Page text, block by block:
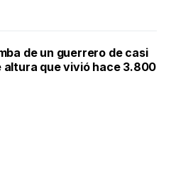
de un guerrero de casi
altura que vivió hace 3.800